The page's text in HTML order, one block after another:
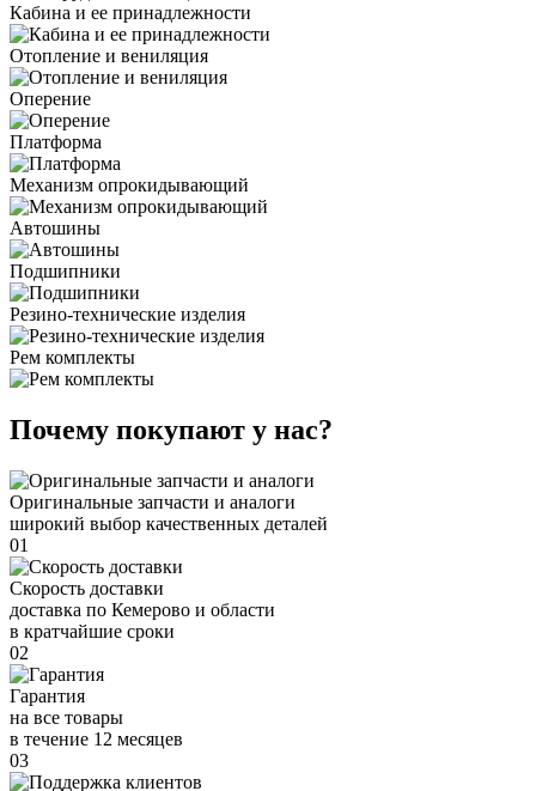
Кабина и ее принадлежности
Отопление и вениляция
Оперение
Платформа
Механизм опрокидывающий
Автошины
Подшипники
Резино-технические изделия
Рем комплекты
Почему покупают у нас?
Оригинальные запчасти и аналоги
широкий выбор качественных деталей
01
Скорость доставки
доставка по Кемерово и области
в кратчайшие сроки
02
Гарантия
на все товары
в течение 12 месяцев
03